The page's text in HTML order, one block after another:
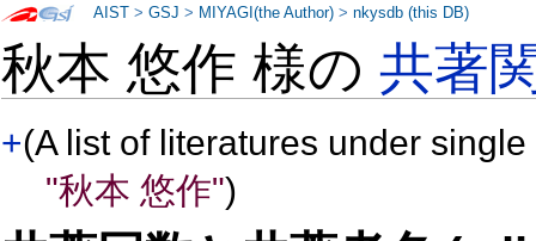
秋本 悠作 様の共著
+(A list of literatures under
"秋本 悠作")
AIST >GSJ > MIYAGI(the Author) >nkysdb (this DB)